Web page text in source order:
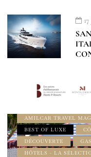
À LA UNE
AMILCAR FRENCH
AMILCAR TRAVEL
BEST OF LUXE
DÉCOUVERTE
HÔTELS - LA